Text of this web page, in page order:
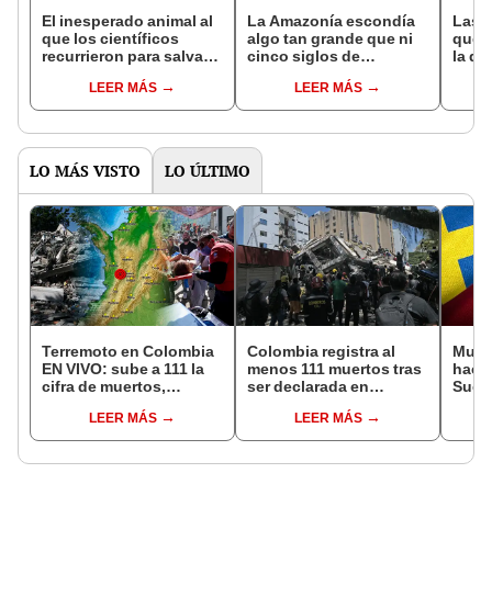
El inesperado animal al
que los científicos
recurrieron para salvar
reintroducción de un
asno salvaje está
en un paisaje con más
vida
LEER MÁS
La Amazonía escondía
algo tan grande que ni
cinco siglos de
encontrarlo: el hallazgo
podría cambiar todo lo
pasado
LEER MÁS
Las
que
la de
LO MÁS VISTO LO ÚLTIMO
Terremoto en Colombia
EN VIVO: sube a 111 la
cifra de muertos,
medidas de Abelardo de
la Espriella
LEER MÁS
Colombia registra al
menos 111 muertos tras
ser declarada en
desastre nacional por el
terremoto de magnitud
LEER MÁS
hace